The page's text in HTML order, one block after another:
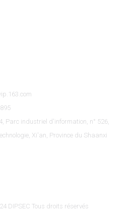
Parc industriel d'information, n° 526,
Xi'an, Province du Shaanxi
DIPSEC Tous droits réservés